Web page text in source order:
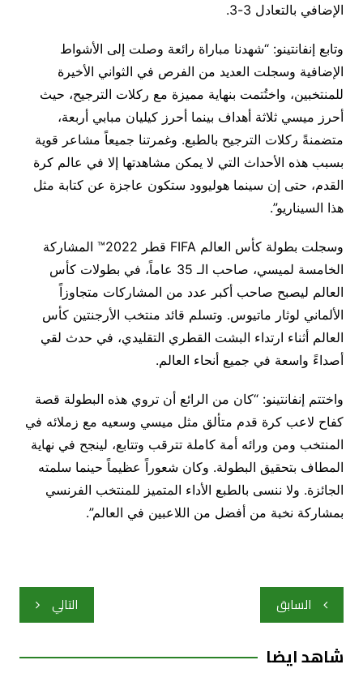
الإضافي بالتعادل 3-3.
وتابع إنفانتينو: “شهدنا مباراة رائعة وصلت إلى الأشواط
الإضافية وسجلت العديد من الفرص في الثواني الأخيرة
للمنتخبين، واختُتمت بنهاية مميزة مع ركلات الترجيح، حيث
أحرز ميسي ثلاثة أهداف بينما أحرز كيليان مبابي أربعة،
متضمنةً ركلات الترجيح بالطبع. وغمرتنا جميعاً مشاعر قوية
بسبب هذه الأحداث التي لا يمكن مشاهدتها إلا في عالم كرة
القدم، حتى إن سينما هوليوود ستكون عاجزة عن كتابة مثل
هذا السيناريو”.
وسجلت بطولة كأس العالم FIFA قطر 2022™ المشاركة
الخامسة لميسي، صاحب الـ 35 عاماً، في بطولات كأس
العالم ليصبح صاحب أكبر عدد من المشاركات متجاوزاً
الألماني لوثار ماتيوس. وتسلم قائد منتخب الأرجنتين كأس
العالم أثناء ارتداء البشت القطري التقليدي، في حدث لقي
أصداءً واسعة في جميع أنحاء العالم.
واختتم إنفانتينو: “كان من الرائع أن تروي هذه البطولة قصة
كفاح لاعب كرة قدم متألق مثل ميسي وسعيه مع زملائه في
المنتخب ومن ورائه أمة كاملة تترقب وتتابع، لينجح في نهاية
المطاف بتحقيق البطولة. وكان شعوراً عظيماً حينما سلمته
الجائزة. ولا ننسى بالطبع الأداء المتميز للمنتخب الفرنسي
بمشاركة نخبة من أفضل من اللاعبين في العالم”.
تصفّح
المقالات
السابق التالي
شاهد ايضا